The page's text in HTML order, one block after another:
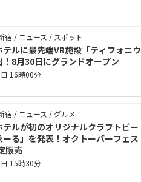
宿 / ニュース / スポット
ルに最先端VR施設「ティフォニウ
！8月30日にグランドオープン
16時00分
宿 / ニュース / グルメ
ルが初のオリジナルクラフトビー
る」を発表！オクトーバーフェス
販売
15時30分